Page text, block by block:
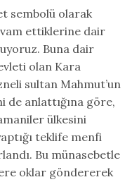
sembolü olarak
ettiklerine dair
Buna dair
olan Kara
sultan Mahmut’un
anlattığına göre,
ülkesini
teklife menfi
Bu münasebetle
oklar göndererek